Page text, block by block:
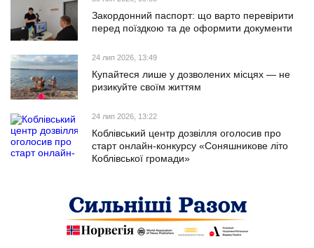
Закордонний паспорт: що варто перевірити
перед поїздкою та де оформити документи
24 лип 2026, 13:49
Купайтеся лише у дозволених місцях — не
ризикуйте своїм життям
24 лип 2026, 13:22
Коблівський центр дозвілля оголосив про
старт онлайн-конкурсу «Соняшникове літо
Коблівської громади»